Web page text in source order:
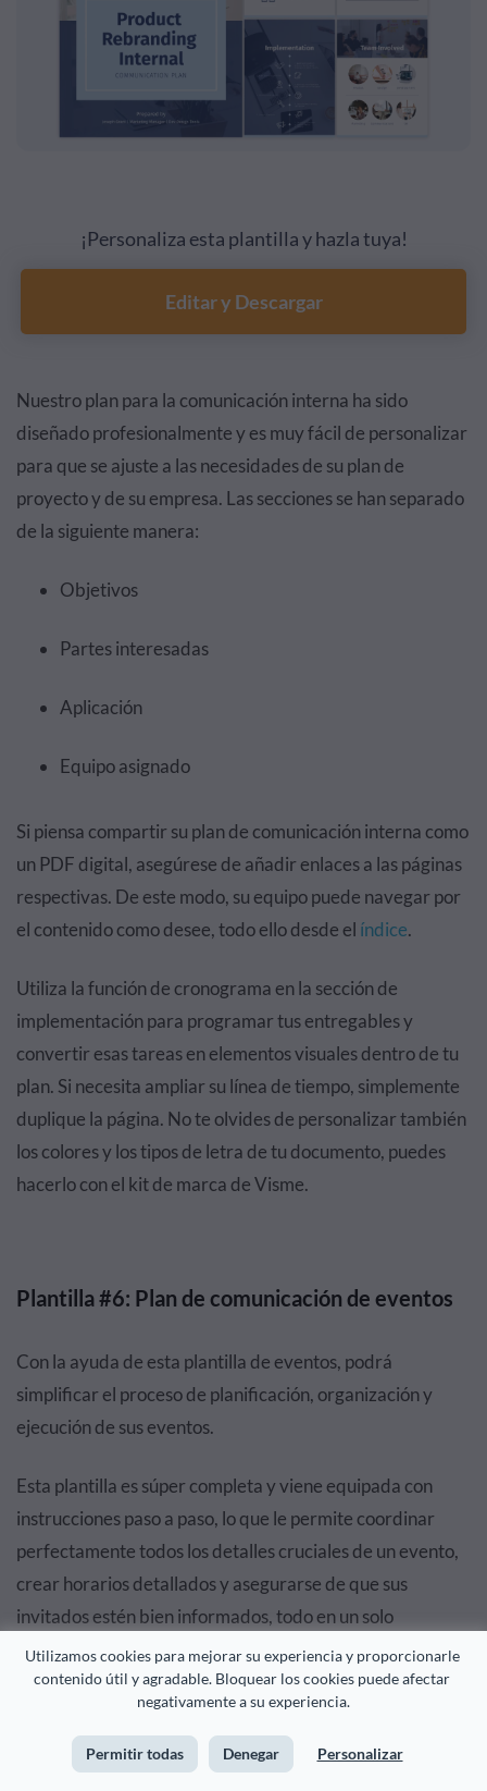
Utilizamos cookies para mejorar su experiencia y proporcionarle
contenido útil y agradable. Bloquear los cookies puede afectar
negativamente a su experiencia.
Permitir todas Denegar Personalizar
¡Personaliza esta plantilla y hazla tuya!
Editar y Descargar
Nuestro plan para la comunicación interna ha sido
diseñado profesionalmente y es muy fácil de personalizar
para que se ajuste a las necesidades de su plan de
proyecto y de su empresa. Las secciones se han separado
de la siguiente manera:
Objetivos
Partes interesadas
Aplicación
Equipo asignado
Si piensa compartir su plan de comunicación interna como
un PDF digital, asegúrese de añadir enlaces a las páginas
respectivas. De este modo, su equipo puede navegar por
el contenido como desee, todo ello desde el índice.
Utiliza la función de cronograma en la sección de
implementación para programar tus entregables y
convertir esas tareas en elementos visuales dentro de tu
plan. Si necesita ampliar su línea de tiempo, simplemente
duplique la página. No te olvides de personalizar también
los colores y los tipos de letra de tu documento, puedes
hacerlo con el kit de marca de Visme.
Plantilla #6: Plan de comunicación de eventos
Con la ayuda de esta plantilla de eventos, podrá
simplificar el proceso de planificación, organización y
ejecución de sus eventos.
Esta plantilla es súper completa y viene equipada con
instrucciones paso a paso, lo que le permite coordinar
perfectamente todos los detalles cruciales de un evento,
crear horarios detallados y asegurarse de que sus
invitados estén bien informados, todo en un solo
documento.